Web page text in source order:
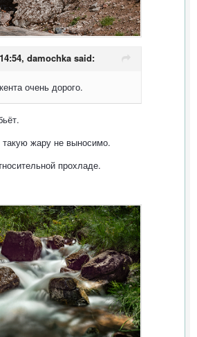
damochka said:
очень дорого.
такую жару не выносимо.
прохладе.